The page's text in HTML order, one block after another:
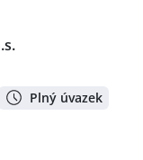
Plný úvazek